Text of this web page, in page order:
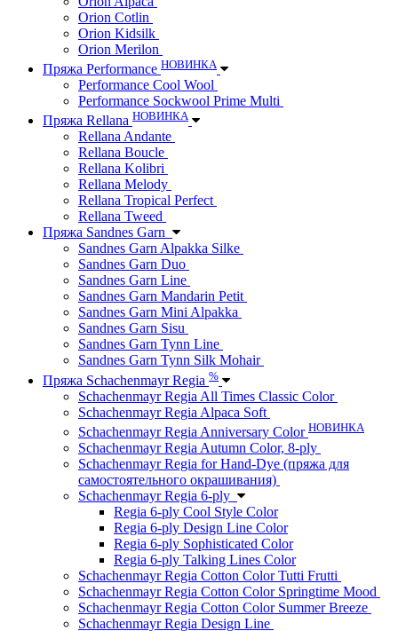
Orion Cotlin
Orion Kidsilk
Orion Merilon
Пряжа Performance НОВИНКА
Performance Cool Wool
Performance Sockwool Prime Multi
Пряжа Rellana НОВИНКА
Rellana Andante
Rellana Boucle
Rellana Kolibri
Rellana Melody
Rellana Tropical Perfect
Rellana Tweed
Пряжа Sandnes Garn
Sandnes Garn Alpakka Silke
Sandnes Garn Duo
Sandnes Garn Line
Sandnes Garn Mandarin Petit
Sandnes Garn Mini Alpakka
Sandnes Garn Sisu
Sandnes Garn Tynn Line
Sandnes Garn Tynn Silk Mohair
Пряжа Schachenmayr Regia %
Schachenmayr Regia All Times Classic Color
Schachenmayr Regia Alpaca Soft
Schachenmayr Regia Anniversary Color НОВИНКА
Schachenmayr Regia Autumn Color, 8-ply
Schachenmayr Regia for Hand-Dye (пряжа для
самостоятельного окрашивания)
Schachenmayr Regia 6-ply
Regia 6-ply Cool Style Color
Regia 6-ply Design Line Color
Regia 6-ply Sophisticated Color
Regia 6-ply Talking Lines Color
Schachenmayr Regia Cotton Color Tutti Frutti
Schachenmayr Regia Cotton Color Springtime Mood
Schachenmayr Regia Cotton Color Summer Breeze
Schachenmayr Regia Design Line